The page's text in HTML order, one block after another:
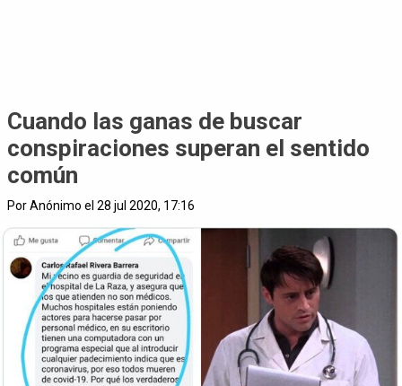
Cuando las ganas de buscar
conspiraciones superan el sentido
común
Por Anónimo el 28 jul 2020, 17:16